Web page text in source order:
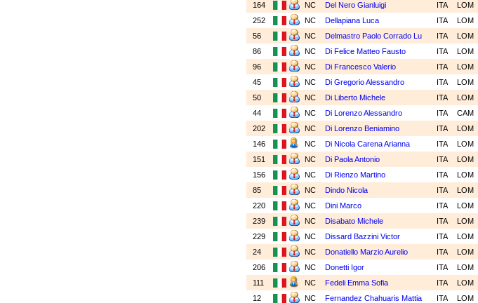
164
NC Del Nero Gianluigi ITA LOM
252
NC Dellapiana Luca ITA LOM
56
NC Delmastro Paolo Corrado Lu ITA LOM
86
NC Di Felice Matteo Fausto ITA LOM
96
NC Di Francesco Valerio ITA LOM
45
NC Di Gregorio Alessandro ITA LOM
50
NC Di Liberto Michele ITA LOM
44
NC Di Lorenzo Alessandro ITA CAM
202
NC Di Lorenzo Beniamino ITA LOM
146
NC Di Nicola Carena Arianna ITA LOM
151
NC Di Paola Antonio ITA LOM
156
NC Di Rienzo Martino ITA LOM
85
NC Dindo Nicola ITA LOM
220
NC Dini Marco ITA LOM
239
NC Disabato Michele ITA LOM
229
NC Dissard Bazzini Victor ITA LOM
24
NC Donatiello Marzio Aurelio ITA LOM
206
NC Donetti Igor ITA LOM
111
NC Fedeli Emma Sofia ITA LOM
12
NC Fernandez Chahuaris Mattia ITA LOM